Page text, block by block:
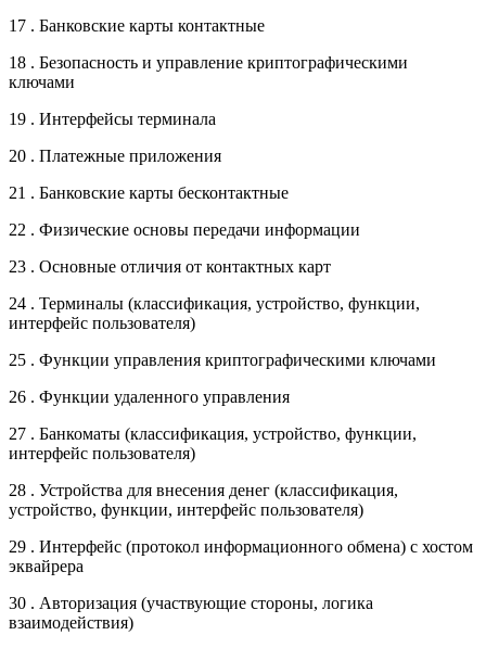
17 . Банковские карты контактные
18 . Безопасность и управление криптографическими
ключами
19 . Интерфейсы терминала
20 . Платежные приложения
21 . Банковские карты бесконтактные
22 . Физические основы передачи информации
23 . Основные отличия от контактных карт
24 . Терминалы (классификация, устройство, функции,
интерфейс пользователя)
25 . Функции управления криптографическими ключами
26 . Функции удаленного управления
27 . Банкоматы (классификация, устройство, функции,
интерфейс пользователя)
28 . Устройства для внесения денег (классификация,
устройство, функции, интерфейс пользователя)
29 . Интерфейс (протокол информационного обмена) с хостом
эквайрера
30 . Авторизация (участвующие стороны, логика
взаимодействия)